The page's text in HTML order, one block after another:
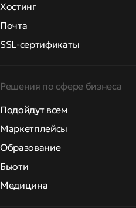
Хостинг
Почта
SSL-сертификаты
Решения по сфере бизнеса
Подойдут всем
Маркетплейсы
Образование
Бьюти
Медицина